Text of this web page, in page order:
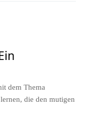
dem Thema
die den mutigen